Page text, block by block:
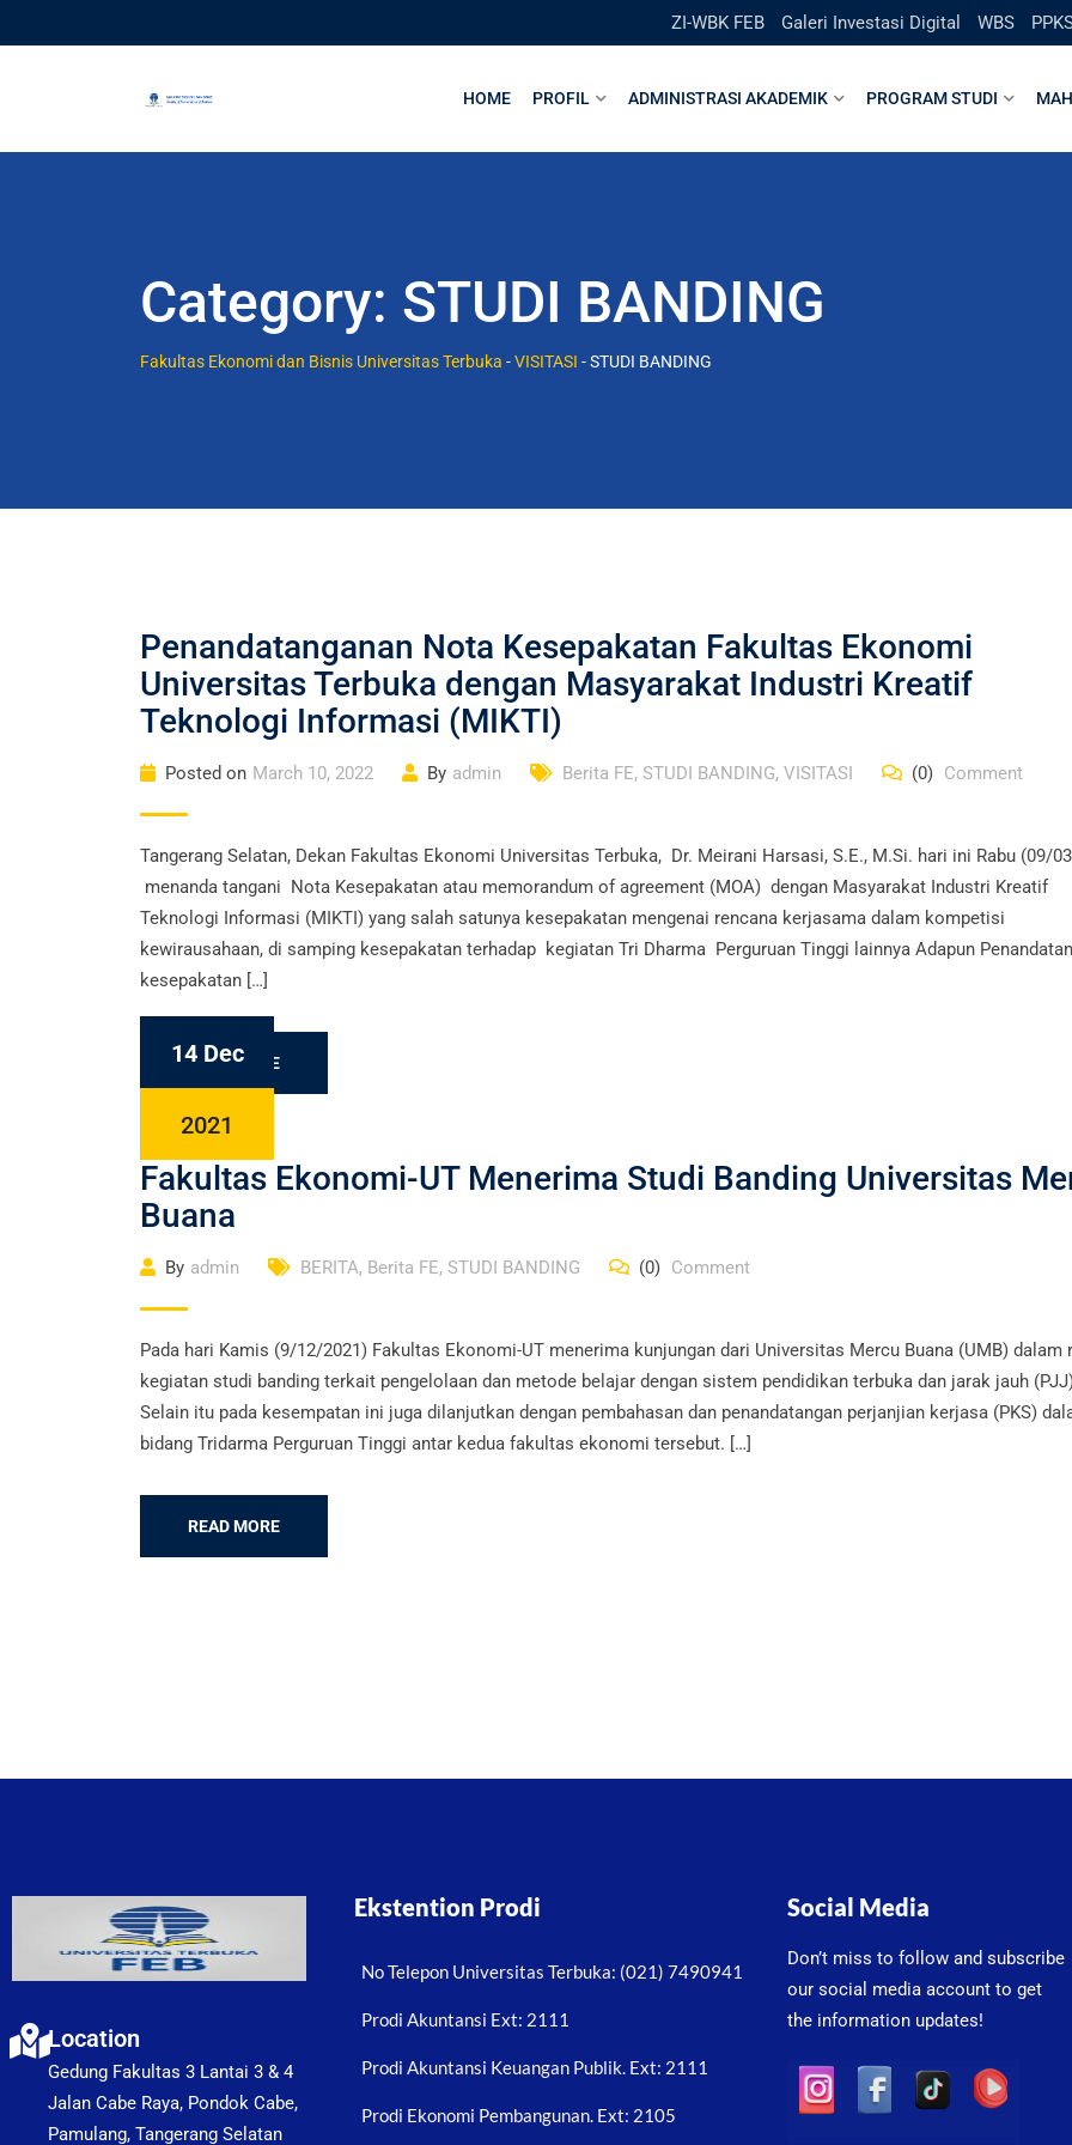
ZI-WBK FEB Galeri Investasi Digital WBS
HOME PROFIL ADMINISTRASI AKADEMIK PROGRAM STUDI
Category: STUDI BANDING
Fakultas Ekonomi dan Bisnis Universitas Terbuka -VISITASI -STUDI BANDING
Penandatanganan Nota Kesepakatan Fakultas Ekonomi
Universitas Terbuka dengan Masyarakat Industri Kreatif
Teknologi Informasi (MIKTI)
Posted on March 10, 2022 By admin Berita FE, STUDI BANDING, VISITASI (0) Comment
Tangerang Selatan, Dekan Fakultas Ekonomi Universitas Terbuka, Dr. Meirani Harsasi, S.E., M.Si. hari ini Rabu (09/
menanda tangani Nota Kesepakatan atau memorandum of agreement (MOA) dengan Masyarakat Industri Kreatif
Teknologi Informasi (MIKTI) yang salah satunya kesepakatan mengenai rencana kerjasama dalam kompetisi
kewirausahaan, di samping kesepakatan terhadap kegiatan Tri Dharma Perguruan Tinggi lainnya Adapun
kesepakatan […]
READ MORE
14 Dec
2021
Fakultas Ekonomi-UT Menerima Studi Banding Universitas
Buana
By admin BERITA, Berita FE, STUDI BANDING (0) Comment
Pada hari Kamis (9/12/2021) Fakultas Ekonomi-UT menerima kunjungan dari Universitas Mercu Buana (UMB) dalam
kegiatan studi banding terkait pengelolaan dan metode belajar dengan sistem pendidikan terbuka dan jarak jauh
Selain itu pada kesempatan ini juga dilanjutkan dengan pembahasan dan penandatangan perjanjian kerjasa (PKS)
bidang Tridarma Perguruan Tinggi antar kedua fakultas ekonomi tersebut. […]
READ MORE
Location
Gedung Fakultas 3 Lantai 3 & 4
Jalan Cabe Raya, Pondok Cabe,
Pamulang, Tangerang Selatan
Ekstention Prodi
No Telepon Universitas Terbuka: (021) 7490941
Prodi Akuntansi Ext: 2111
Prodi Akuntansi Keuangan Publik. Ext: 2111
Prodi Ekonomi Pembangunan. Ext: 2105
Social Media
Don’t miss to follow and subscribe
our social media account to get
the information updates!